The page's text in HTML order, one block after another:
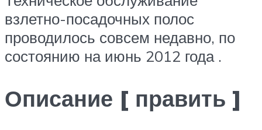
взлетно-посадочных полос
проводилось совсем недавно, по
состоянию на июнь 2012 года .
Описание [ править ]